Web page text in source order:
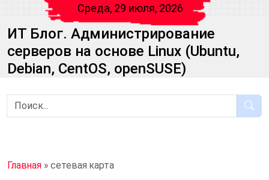
Среда, 29 июля, 2026
ИТ Блог. Администрирование
серверов на основе Linux (Ubuntu,
Debian, CentOS, openSUSE)
Главная » сетевая карта